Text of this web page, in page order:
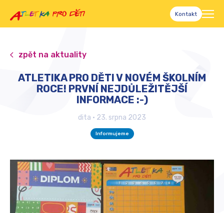
Kontakt
zpět na aktuality
ATLETIKA PRO DĚTI V NOVÉM ŠKOLNÍM
ROCE! PRVNÍ NEJDŮLEŽITĚJŠÍ
INFORMACE :-)
dita • 23. srpna 2023
Informujeme